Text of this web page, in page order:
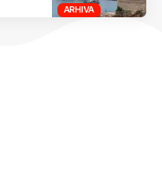
ARHIVA